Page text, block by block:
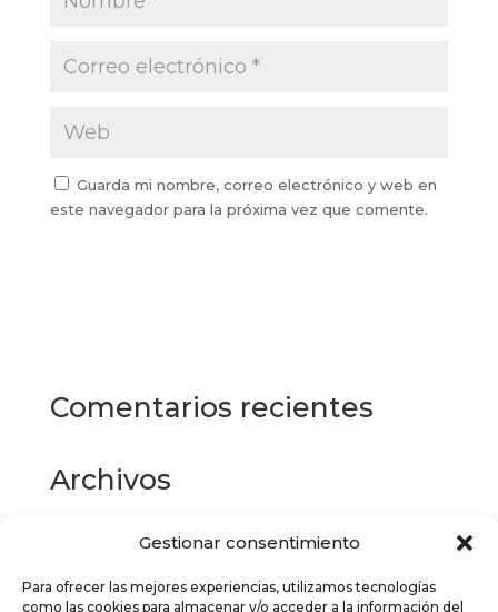
Gestionar consentimiento
Para ofrecer las mejores experiencias, utilizamos tecnologías
como las cookies para almacenar y/o acceder a la información del
Guarda mi nombre, correo electrónico y web en
este navegador para la próxima vez que comente.
Comentarios recientes
Archivos
Categorías
No hay categorías